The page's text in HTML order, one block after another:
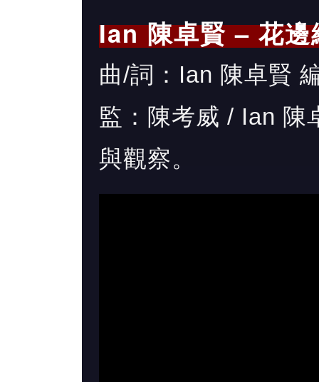
Ian 陳卓賢 – 花邊
曲/詞：Ian 陳卓賢
監：陳考威 / Ian 陳
與觀察。